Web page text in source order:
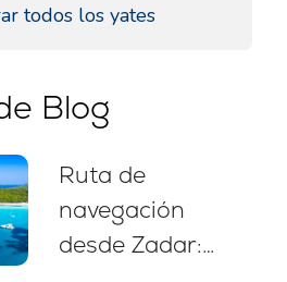
todos los yates
Blog
Ruta de
navegación
desde Zadar: